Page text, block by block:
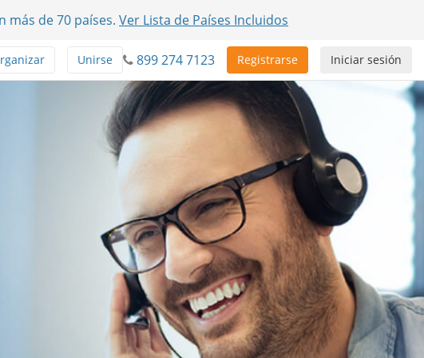
más de 70 países. Ver Lista de Países Incluidos
Iniciar sesión
Registrarse
899 274 7123
Unirse